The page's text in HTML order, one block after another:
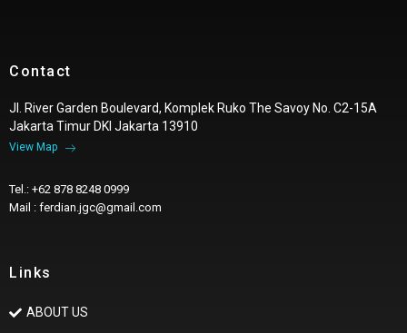
Contact
Jl. River Garden Boulevard, Komplek Ruko The Savoy No. C2-15A
Jakarta Timur DKI Jakarta 13910
View Map
Tel.: +62 878 8248 0999
Mail : ferdian.jgc@gmail.com
Links
ABOUT US